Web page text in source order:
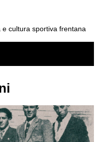
cultura sportiva frentana